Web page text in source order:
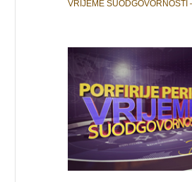
VRIJEME SUODGOVORNOSTI